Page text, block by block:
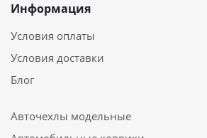
Информация
Условия оплаты
Условия доставки
Блог
Авточехлы модельные